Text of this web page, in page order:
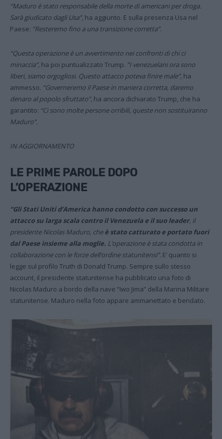
“Maduro è stato responsabile della morte di americani per droga.
Sarà giudicato dagli Usa”, ha aggiunto. E sulla presenza Usa nel
Paese: “Resteremo fino a una transizione corretta”.
“Questa operazione è un avvertimento nei confronti di chi ci
minaccia”, ha poi puntualizzato Trump. “I venezuelani ora sono
liberi, siamo orgogliosi. Questo attacco poteva finire male”, ha
ammesso. “Governeremo il Paese in maniera corretta, daremo
denaro al popolo sfruttato”, ha ancora dichiarato Trump, che ha
garantito: “Ci sono molte persone orribili, queste non sostituiranno
Maduro”.
IN AGGIORNAMENTO
LE PRIME PAROLE DOPO
L’OPERAZIONE
“Gli Stati Uniti d’America hanno condotto con successo un
attacco su larga scala contro il Venezuela e il suo leader, il
presidente Nicolas Maduro, cheè stato catturato e portato fuori
dal Paese insieme alla moglie. L’operazione è stata condotta in
collaborazione con le forze dell’ordine statunitensi”. E’ quanto si
legge sul profilo Truth di Donald Trump. Sempre sullo stesso
account, il presidente statunitense ha pubblicato una foto di
Nicolas Maduro a bordo della nave “Iwo Jima” della Marina Militare
statunitense. Maduro nella foto appare ammanettato e bendato.